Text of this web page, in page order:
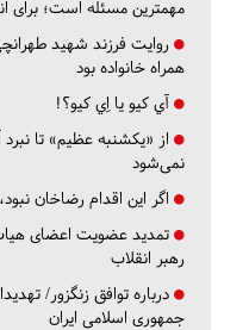
مهمترین مسئله است؛ برای
روایت فرزند شهید
همراه خانواده بود
آي كيو يا اِي كيو؟!
از «یکشنبه عظیم» تا
نمی‌شود
اگر این اقدام رضاخان
تمدید عضویت اعضای
رهبر انقلاب
درباره توافق زنگزور/
جمهوری اسلامی ایران